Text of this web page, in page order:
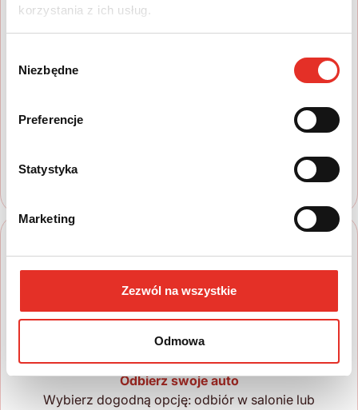
korzystania z ich usług.
zgody
Niezbędne
Preferencje
Statystyka
Marketing
Zezwól na wszystkie
Odmowa
4
Odbierz swoje auto
Wybierz dogodną opcję: odbiór w salonie lub